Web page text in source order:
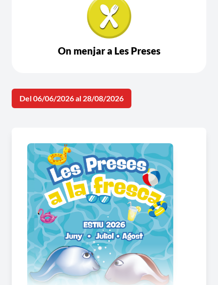
On menjar a Les Preses
Del 06/06/2026 al 28/08/2026